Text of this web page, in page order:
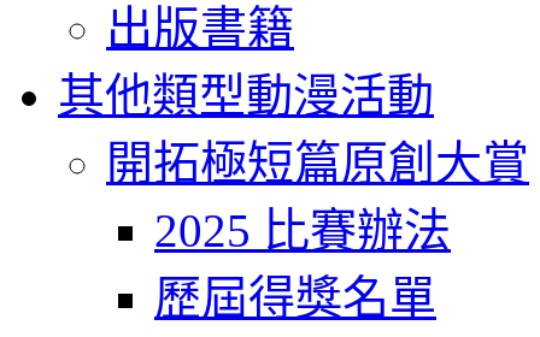
出版書籍
其他類型動漫活動
開拓極短篇原創大賞
2025 比賽辦法
歷屆得獎名單